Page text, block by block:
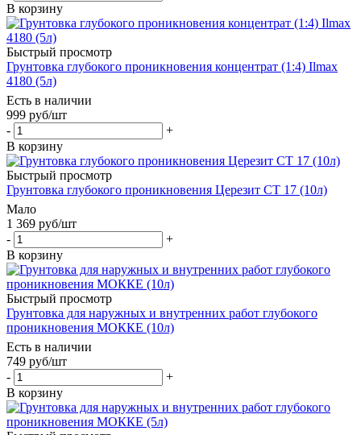
В корзину
Быстрый просмотр
Грунтовка глубокого проникновения концентрат (1:4) Ilmax
4180 (5л)
Есть в наличии
999 руб/шт
-
+
В корзину
Быстрый просмотр
Грунтовка глубокого проникновения Церезит СТ 17 (10л)
Мало
1 369 руб/шт
-
+
В корзину
Быстрый просмотр
Грунтовка для наружных и внутренних работ глубокого
проникновения МОККЕ (10л)
Есть в наличии
749 руб/шт
-
+
В корзину